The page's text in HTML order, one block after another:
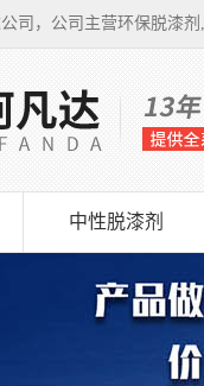
司，公司主营环保脱漆
中性脱漆剂